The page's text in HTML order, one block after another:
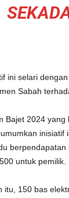
ini selari
Sabah
Bajet 2024
inisiatif
untuk pemilik.
itu, 150 bas